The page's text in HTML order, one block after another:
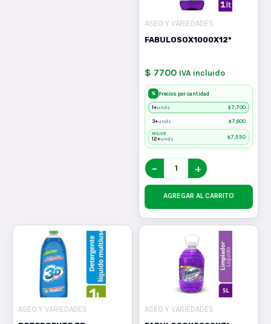
ASEO Y VARIEDADES
FABULOSOX1000X12*
$ 7700 IVA incluido
% Precios por cantidad
1+unds $7,700
3+unds $7,600
MEJOR
12+unds $7,550
− +
AGREGAR AL CARRITO
ASEO Y VARIEDADES
ASEO Y VARIEDADES